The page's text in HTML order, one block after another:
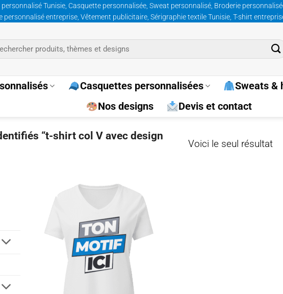
Tunisie, Casquette personnalisée, Sweat personnalisé, Broderie
entreprise, Vêtement publicitaire, Sérigraphie textile Tunisie, T-shirt
:
Casquettes personnalisées
Sweats &
Nos designs
Devis et contact
“t-shirt col V avec design
Voici le seul résultat
Ajouter
à la
wishlist